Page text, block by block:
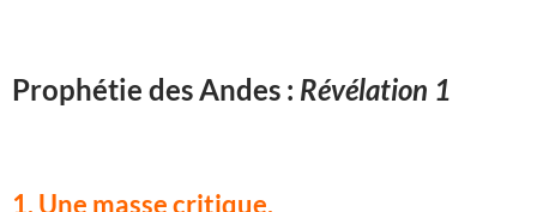
Prophétie des Andes : Révélation 1
1. Une masse critique.